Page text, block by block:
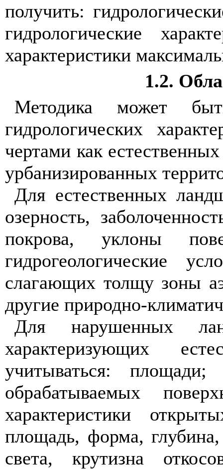
получить:
гидрологические
характеристики
1.2.
Методика может
гидрологических
чертами как
урбанизированных
Для естественных
озерность,
покрова, уклоны
гидрогеологические
слагающих толщу зоны
другие природно-
Для нарушенных
характеризующих
учитываться:
обрабатываемых
характеристики
площадь, форма, глубина,
света, крутизна